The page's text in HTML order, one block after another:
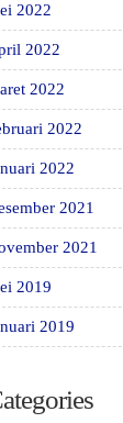
2022
2022
2022
2022
2022
2021
2021
2019
2019